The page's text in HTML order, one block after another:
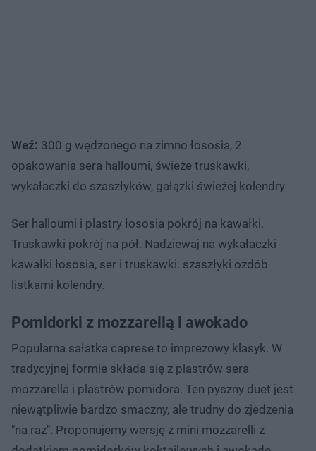
Weź: 300 g wędzonego na zimno łososia, 2
opakowania sera halloumi, świeże truskawki,
wykałaczki do szaszłyków, gałązki świeżej kolendry
Ser halloumi i plastry łososia pokrój na kawałki.
Truskawki pokrój na pół. Nadziewaj na wykałaczki
kawałki łososia, ser i truskawki. szaszłyki ozdób
listkami kolendry.
Pomidorki z mozzarellą i awokado
Popularna sałatka caprese to imprezowy klasyk. W
tradycyjnej formie składa się z plastrów sera
mozzarella i plastrów pomidora. Ten pyszny duet jest
niewątpliwie bardzo smaczny, ale trudny do zjedzenia
"na raz". Proponujemy wersję z mini mozzarelli z